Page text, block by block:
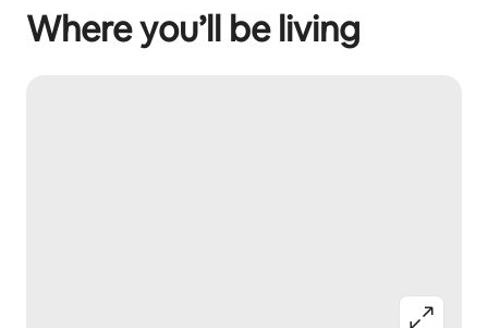
Where you’ll be living